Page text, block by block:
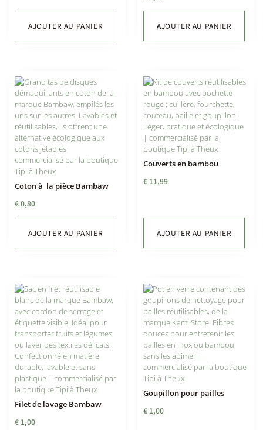
AJOUTER AU PANIER AJOUTER AU PANIER
Coton à la pièce Bambaw
€0,80
AJOUTER AU PANIER
Couverts en bambou
€ 11,99
AJOUTER AU PANIER
Filet de lavage Bambaw
€ 1,00
Goupillon pour pailles
€ 1,00